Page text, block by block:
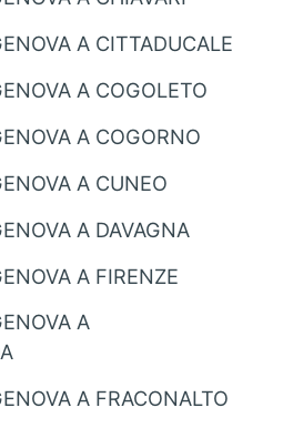
A CITTADUCALE
A COGOLETO
A COGORNO
A CUNEO
A DAVAGNA
A FIRENZE
A
A FRACONALTO